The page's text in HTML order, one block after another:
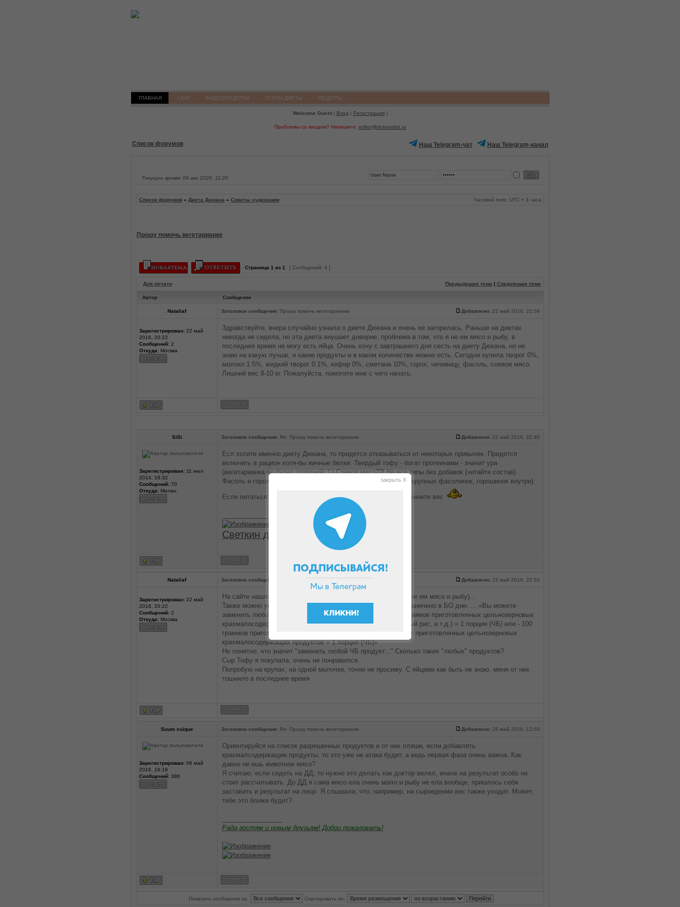
ГЛАВНАЯ САЙТ ВИДЕОРЕЦЕПТЫ ЭТАПЫ ДИЕТЫ РЕЦЕПТЫ
Welcome Guest( Вход | Регистрация)
Проблемы со входом? Напишите: editor@dukandiet.ru
Список форумов Наш Telegram-чат Наш Telegram-канал
Текущее время: 09 авг 2026, 11:20
Список форумов» Диета Дюкана » Советы худеющим Часовой пояс: UTC + 3 часа
Прошу помочь вегетарианке
Страница 1 из 1 [ Сообщений: 4 ]
Для печати Предыдущая тема | Следующая тема
Автор Сообщение
Nataliaf Заголовок сообщения:Прошу помочь вегетарианке Добавлено:22 май 2016, 22:34
Зарегистрирован:22 май
2016, 20:22
Сообщений:2
Откуда:Москва
Здравствуйте, вчера случайно узнала о диете Дюкана и очень ее загорелась. Раньше на диетах
никогда не сидела, но эта диета внушает доверие, проблема в том, что я не ем мясо и рыбу, в
последнее время не могу есть яйца. Очень хочу с завтрашнего дня сесть на диету Дюкана, но не
знаю на какую лучше, и какие продукты и в каком количестве можно есть. Сегодня купила творог 0%,
молоко 1.5%, жидкий творог 0.1%, кефир 0%, сметана 10%, горох, чечевицу, фасоль, соевое мясо.
Лишний вес 8-10 кг. Пожалуйста, помогите мне с чего начать.
SiSi Заголовок сообщения: Re: Прошу помочь вегетарианке Добавлено: 22 май 2016, 22:40
Зарегистрирован:11 июл
2014, 18:32
Сообщений:70
Откуда:Милан
Есл хотите именно диету Дюкана, то придется отказываться от некоторых привычек. Придется
включить в рацион хотя-бы яичные белки. Твердый тофу - богат протеинами - значит ура
(вегетарианка не будет голодной :) ) Соевое мясо??! Не все типы без добавок (читайте состав)
Фасоль и горох на диете можно только стручковую (и то без крупных фасолинок, горошинок внутри).
Если питаться только молочными продуктами, то долго не скинете вес
Светкин дневник
Nataliaf Заголовок сообщения: Re: Прошу помочь вегетарианке Добавлено:22 май 2016, 22:53
Зарегистрирован:22 май
2016, 20:22
Сообщений:2
Откуда:Москва
На сайте нашла такую информацию: "4.1.7. Я вегетарианец (не ем мясо и рыбу)...
Также можно употреблять 2 ст.л. чечевицы в ЧБ дни и не ограничено в БО дни. ... «Вы можете
заменить любой ЧБ продукт следующими пунктами: - 100 граммов приготовленных цельнозерновых
крахмалосодержащих продуктов (квиноа, амарант, коричневый рис, и т.д.) = 1 порция (ЧБ) или - 100
граммов приготовленных бобовых (нут, чечевица и т.д.) + 50 г приготовленных цельнозерновых
крахмалосодержащих продуктов = 1 порция (ЧБ)»
Не понятно, что значит "заменить любой ЧБ продукт..." Сколько таких "любых" продуктов?
Сыр Тофу я покупала, очень не понравился.
Попробую на крупах, на одной молочке, точно не просижу. С яйцами как быть не знаю, меня от них
тошнило в последнее время
Suum cuique Заголовок сообщения: Re: Прошу помочь вегетарианке Добавлено: 26 май 2016, 13:59
Зарегистрирован:06 май
2016, 16:16
Сообщений:386
Ориентируйся на список разрешенных продуктов и от них пляши, если добавлять
крахмалсодержащие продукты, то это уже не атака будет, а ведь первая фаза очень важна. Как
давно не ешь животное мясо?
Я считаю, если сидеть на ДД, то нужно это делать как доктор велел, иначе на результат особо не
стоит рассчитывать. До ДД я сама мясо ела очень мало и рыбу не ела вообще, пришлось себя
заставить и результат на лицо. Я слышала, что, например, на сыроедении вес также уходит. Может,
тебе это ближе будет?
Рада гостям и новым друзьям! Добро пожаловать!
Показать сообщения за: Сортировать по:
закрыть X